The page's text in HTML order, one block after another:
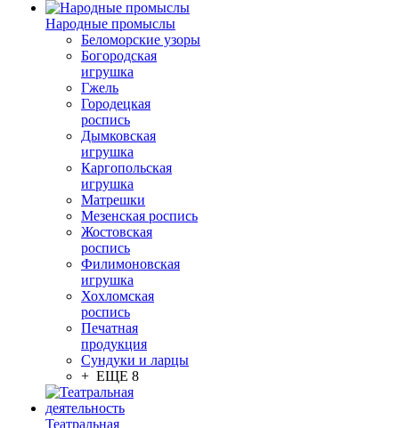
Народные промыслы
Беломорские узоры
Богородская
игрушка
Гжель
Городецкая
роспись
Дымковская
игрушка
Каргопольская
игрушка
Матрешки
Мезенская роспись
Жостовская
роспись
Филимоновская
игрушка
Хохломская
роспись
Печатная
продукция
Сундуки и ларцы
+ ЕЩЕ 8
Театральная